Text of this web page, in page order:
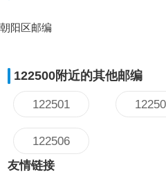
朝阳区邮编
122500附近的其他邮编
122501
122506
友情链接